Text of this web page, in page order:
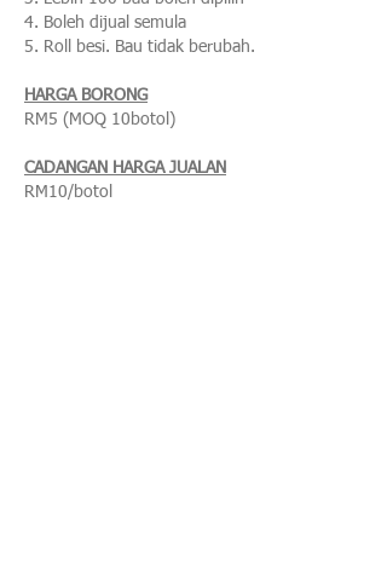
4. Boleh dijual semula
5. Roll besi. Bau tidak berubah.
HARGA BORONG
RM5 (MOQ 10botol)
CADANGAN HARGA JUALAN
RM10/botol